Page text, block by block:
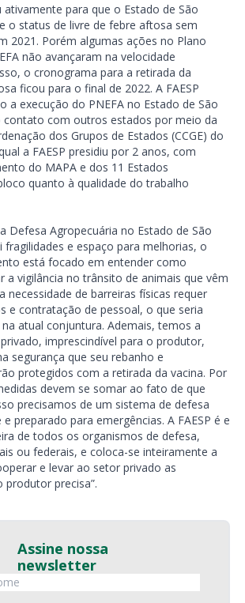
ativamente para que o Estado de São
o status de livre de febre aftosa sem
2021. Porém algumas ações no Plano
não avançaram na velocidade
o cronograma para a retirada da
ficou para o final de 2022. A FAESP
a execução do PNEFA no Estado de São
contato com outros estados por meio da
dos Grupos de Estados (CCGE) do
a FAESP presidiu por 2 anos, com
do MAPA e dos 11 Estados
quanto à qualidade do trabalho
Defesa Agropecuária no Estado de São
fragilidades e espaço para melhorias, o
está focado em entender como
a vigilância no trânsito de animais que vêm
necessidade de barreiras físicas requer
e contratação de pessoal, o que seria
atual conjuntura. Ademais, temos a
imprescindível para o produtor,
segurança que seu rebanho e
protegidos com a retirada da vacina. Por
devem se somar ao fato de que
precisamos de um sistema de defesa
preparado para emergências. A FAESP é e
de todos os organismos de defesa,
ou federais, e coloca-se inteiramente a
e levar ao setor privado as
precisa”.
Assine nossa
newsletter